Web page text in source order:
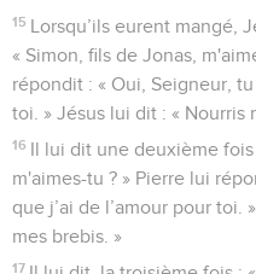
15 Lorsqu’ils eurent mangé,
« Simon, fils de Jonas,
répondit : « Oui, Seigneur,
toi. » Jésus lui dit : « Nourris
16 Il lui dit une deuxième fois
m'aimes-tu ? » Pierre lui
que j’ai de l’amour pour toi.
mes brebis. »
17